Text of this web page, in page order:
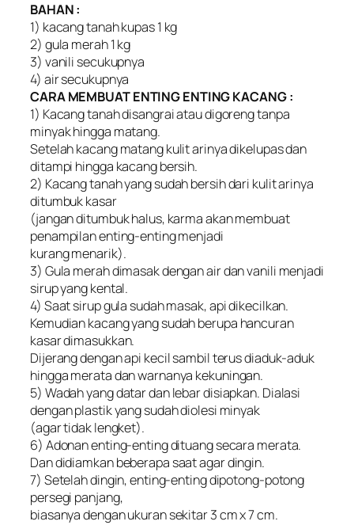
BAHAN :
1) kacang tanah kupas 1 kg
2) gula merah 1 kg
3) vanili secukupnya
4) air secukupnya
CARA MEMBUAT ENTING ENTING KACANG :
1) Kacang tanah disangrai atau digoreng tanpa
minyak hingga matang.
Setelah kacang matang kulit arinya dikelupas dan
ditampi hingga kacang bersih.
2) Kacang tanah yang sudah bersih dari kulit arinya
ditumbuk kasar
(jangan ditumbuk halus, karma akan membuat
penampilan enting-enting menjadi
kurang menarik).
3) Gula merah dimasak dengan air dan vanili menjadi
sirup yang kental.
4) Saat sirup gula sudah masak, api dikecilkan.
Kemudian kacang yang sudah berupa hancuran
kasar dimasukkan.
Dijerang dengan api kecil sambil terus diaduk-aduk
hingga merata dan warnanya kekuningan.
5) Wadah yang datar dan lebar disiapkan. Dialasi
dengan plastik yang sudah diolesi minyak
(agar tidak lengket).
6) Adonan enting-enting dituang secara merata.
Dan didiamkan beberapa saat agar dingin.
7) Setelah dingin, enting-enting dipotong-potong
persegi panjang,
biasanya dengan ukuran sekitar 3 cm x 7 cm.